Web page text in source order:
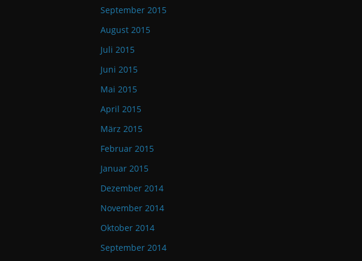
September 2015
August 2015
Juli 2015
Juni 2015
Mai 2015
April 2015
März 2015
Februar 2015
Januar 2015
Dezember 2014
November 2014
Oktober 2014
September 2014